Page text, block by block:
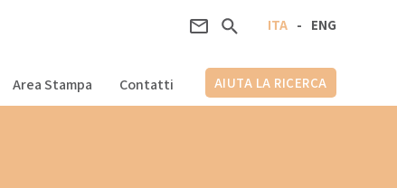
ENG
-
ITA
Area Stampa Contatti AIUTA LA RICERCA